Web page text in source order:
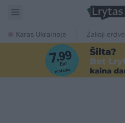
Karas Ukrainoje Žalioji erdvė